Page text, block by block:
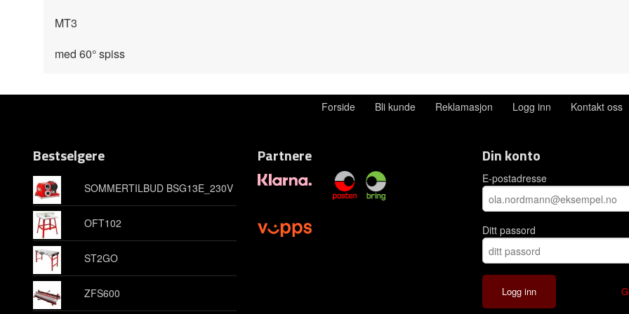
MT3
med 60° spiss
Forside Bli kunde Reklamasjon Logg inn Kontakt oss
Bestselgere
SOMMERTILBUD BSG13E_230V
OFT102
ST2GO
ZFS600
Partnere Din konto
E-postadresse
Ditt passord